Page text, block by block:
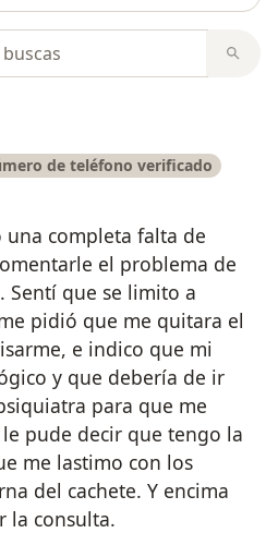
de teléfono verificado
completa falta de
el problema de
Sentí que se limito a
pidió que me quitara el
e indico que mi
y que debería de ir
para que me
pude decir que tengo la
me lastimo con los
del cachete. Y encima
la consulta.